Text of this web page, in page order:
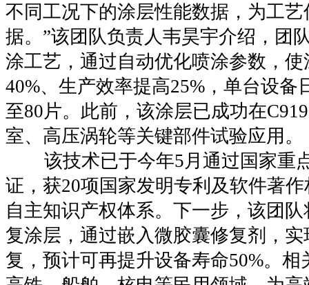
不同工况下的涂层性能数据，为工
据。”该团队负责人韦昊宇介绍，团
涂工艺，通过自动优化喷涂参数，
40%、生产效率提高25%，单台设备
至80片。此前，该涂层已成功在
室、高压涡轮等关键部件试验应用。
该技术已于今年5月通过国家重
证，获20项国家发明专利及软件著
自主知识产权体系。下一步，该团
复涂层，通过嵌入微胶囊修复剂，
复，预计可再提升设备寿命50%。相